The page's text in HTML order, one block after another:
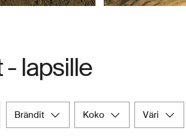
- lapsille
brändit koko väri